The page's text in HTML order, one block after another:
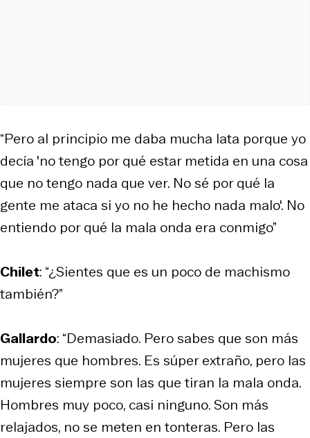
“Pero al principio me daba mucha lata porque yo
decía 'no tengo por qué estar metida en una cosa
que no tengo nada que ver. No sé por qué la
gente me ataca si yo no he hecho nada malo'. No
entiendo por qué la mala onda era conmigo”
Chilet: “¿Sientes que es un poco de machismo
también?”
Gallardo: “Demasiado. Pero sabes que son más
mujeres que hombres. Es súper extraño, pero las
mujeres siempre son las que tiran la mala onda.
Hombres muy poco, casi ninguno. Son más
relajados, no se meten en tonteras. Pero las